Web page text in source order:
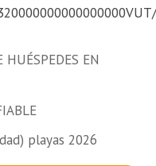
HUÉSPEDES EN
playas 2026